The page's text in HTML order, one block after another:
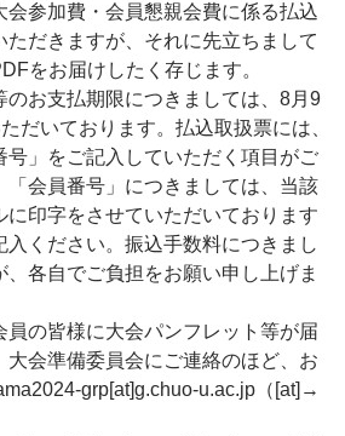
会参加費・会員懇親会費に係る払込
だきますが、それに先立ちまして
をお届けしたく存じます。
お支払期限につきましては、8月9
だいております。払込取扱票には、
号」をご記入していただく項目がご
「会員番号」につきましては、当該
に印字をさせていただいております
ください。振込手数料につきまし
各自でご負担をお願い申し上げま
の皆様に大会パンフレット等が届
大会準備委員会にご連絡のほど、お
grp[at]g.chuo-u.ac.jp（[at]→